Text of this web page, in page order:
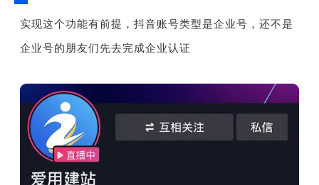
实现这个功能有前提，抖音账号类型是企业号，还不是
企业号的朋友们先去完成企业认证